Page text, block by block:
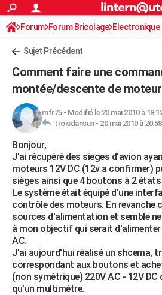
ACTUALITÉS
Politique
Société
Faits Divers
Education
Monde
Villes
+
Programme TV
Streaming
Sorties cinéma
FINANCE
Retraite
Impôts
Epargne
Immobilier
Risques naturels par ville
Banque
Assurance
Crédit
AUTO
Essais
Réserver un essai
Citadines
Berlines
SUV
Forum auto
HIGH-TECH
Mobiles
Meilleur smartphone
Internet
Ordinateurs
Jeux vidéo
Guide high-tech
+BRICOLAGE
Forum
Aménagement intérieur
Extérieur
Cuisine
Salle de bains
Jardinage
Rangement
WEEK-END
Guides de France
Escapades
Patrimoine
Expositions
Musées
Week-end nature
+LIFESTYLE
Art de vivre
Bien-être
Loisirs
Mode
Modes de vie
SANTE
Alimentation
Guide de la santé
Maladies
Médicaments
Sommeil
VOYAGE
Destinations
City break
Voyage nature
Voyage de noces
Forum
Climat
+PHOTO
S'inscrire
Connexion
Forum Forum Bricolage Electronique
Sujet Précédent
Comment faire une
montée/descente de moteur
mfr75- Modifié le 20 mai 2010 à
troisdansun - 20 mai 2010 à 20:58
Bonjour,
J'ai récupéré des sieges d'avion
moteurs 12V DC (12v a confirmer)
sièges ainsi que 4 boutons à 2
Le système était équipé d'une
contrôle des moteurs. En revanche
sources d'alimentation et semble
à mon objectif qui serait d'alimenter
AC.
J'ai aujourd'hui réalisé un shcema,
correspondant aux boutons et
(non symètrique) 220V AC - 12V DC
qu'un multimètre.